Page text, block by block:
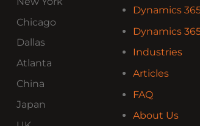
Chicago
Dallas
Atlanta
China
Japan
Dynamics
Dynamics
Industries
Articles
FAQ
About Us